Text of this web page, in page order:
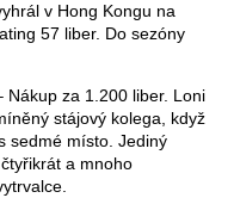
v Hong Kongu na
57 liber. Do sezóny
Nákup za 1.200 liber. Loni
stájový kolega, když
sedmé místo. Jediný
a mnoho